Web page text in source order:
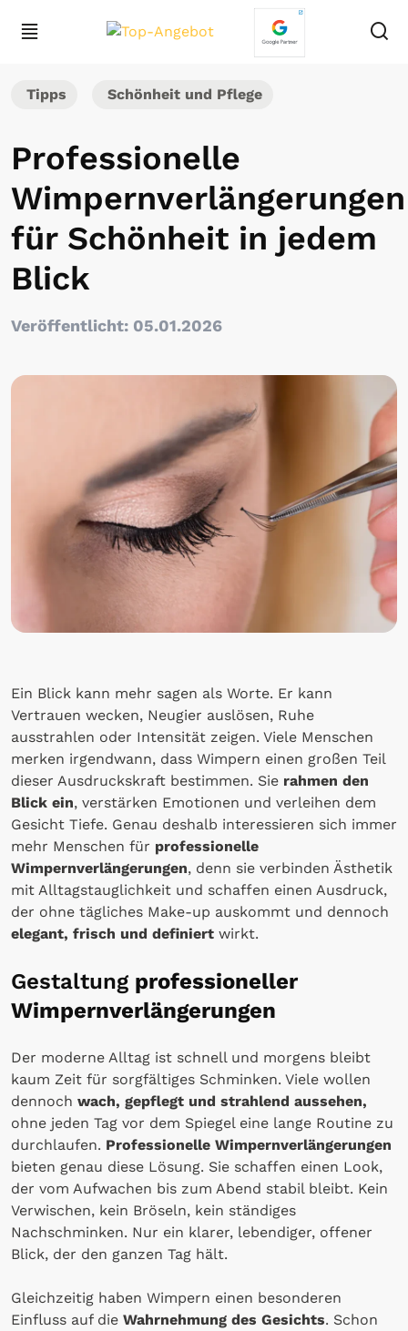
Tipps Schönheit und Pflege
Professionelle
Wimpernverlängerungen
für Schönheit in jedem
Blick
Veröffentlicht: 05.01.2026
Ein Blick kann mehr sagen als Worte. Er kann
Vertrauen wecken, Neugier auslösen, Ruhe
ausstrahlen oder Intensität zeigen. Viele Menschen
merken irgendwann, dass Wimpern einen großen Teil
dieser Ausdruckskraft bestimmen. Sie rahmen den
Blick ein, verstärken Emotionen und verleihen dem
Gesicht Tiefe. Genau deshalb interessieren sich immer
mehr Menschen für professionelle
Wimpernverlängerungen, denn sie verbinden Ästhetik
mit Alltagstauglichkeit und schaffen einen Ausdruck,
der ohne tägliches Make-up auskommt und dennoch
elegant, frisch und definiert wirkt.
Gestaltung professioneller
Wimpernverlängerungen
Der moderne Alltag ist schnell und morgens bleibt
kaum Zeit für sorgfältiges Schminken. Viele wollen
dennoch wach, gepflegt und strahlend aussehen,
ohne jeden Tag vor dem Spiegel eine lange Routine zu
durchlaufen. Professionelle Wimpernverlängerungen
bieten genau diese Lösung. Sie schaffen einen Look,
der vom Aufwachen bis zum Abend stabil bleibt. Kein
Verwischen, kein Bröseln, kein ständiges
Nachschminken. Nur ein klarer, lebendiger, offener
Blick, der den ganzen Tag hält.
Gleichzeitig haben Wimpern einen besonderen
Einfluss auf die Wahrnehmung des Gesichts. Schon